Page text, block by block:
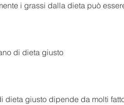
i grassi dalla dieta può
di dieta giusto
dieta giusto dipende da molti